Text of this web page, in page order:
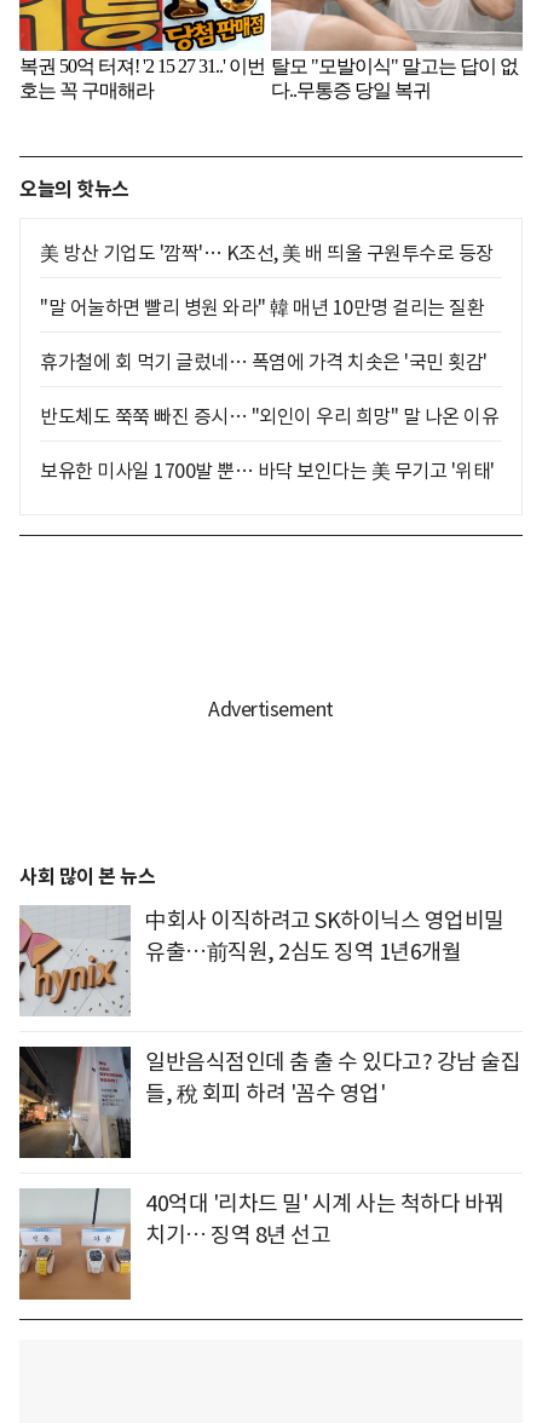
오늘의 핫뉴스
美 방산 기업도 '깜짝'… K조선, 美 배 띄울 구원투수로 등장
"말 어눌하면 빨리 병원 와라" 韓 매년 10만명 걸리는 질환
휴가철에 회 먹기 글렀네… 폭염에 가격 치솟은 '국민 횟감'
반도체도 쭉쭉 빠진 증시… "외인이 우리 희망" 말 나온 이유
보유한 미사일 1700발 뿐… 바닥 보인다는 美 무기고 '위태'
사회 많이 본 뉴스
中회사 이직하려고 SK하이닉스 영업비밀
유출…前직원, 2심도 징역 1년6개월
일반음식점인데 춤 출 수 있다고? 강남 술집
들, 稅 회피 하려 '꼼수 영업'
40억대 '리차드 밀' 시계 사는 척하다 바꿔
치기… 징역 8년 선고